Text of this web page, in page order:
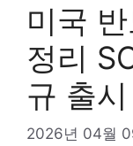
미국
정리
규 출
2026년 04월